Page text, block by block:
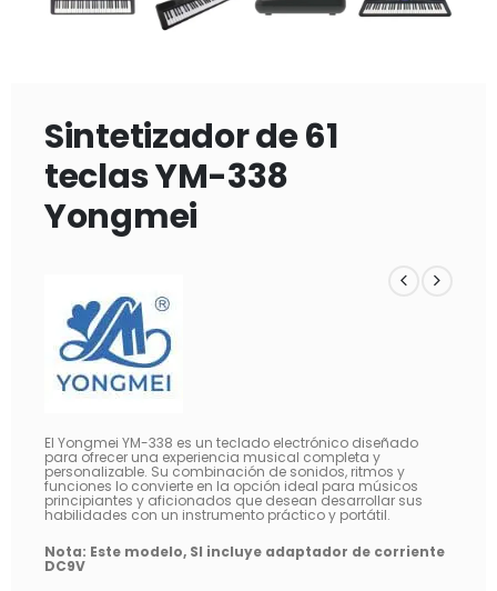
Sintetizador de 61
teclas YM-338
Yongmei
El Yongmei YM-338 es un teclado electrónico diseñado
para ofrecer una experiencia musical completa y
personalizable. Su combinación de sonidos, ritmos y
funciones lo convierte en la opción ideal para músicos
principiantes y aficionados que desean desarrollar sus
habilidades con un instrumento práctico y portátil.
Nota: Este modelo, SI incluye adaptador de corriente
DC9V